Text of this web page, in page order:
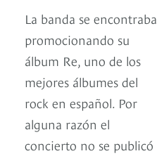
La banda se encontraba
promocionando su
álbum Re, uno de los
mejores álbumes del
rock en español. Por
alguna razón el
concierto no se publicó